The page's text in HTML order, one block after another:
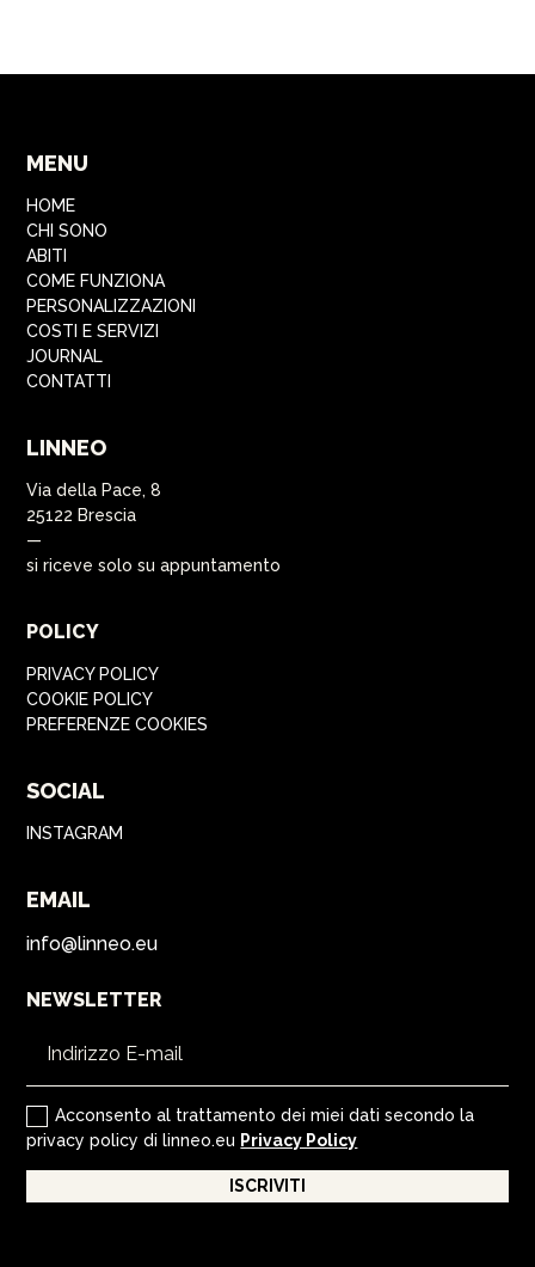
MENU
HOME
CHI SONO
ABITI
COME FUNZIONA
PERSONALIZZAZIONI
COSTI E SERVIZI
JOURNAL
CONTATTI
LINNEO
Via della Pace, 8
25122 Brescia
—
si riceve solo su appuntamento
POLICY
PRIVACY POLICY
COOKIE POLICY
PREFERENZE COOKIES
SOCIAL
INSTAGRAM
EMAIL
info@linneo.eu
NEWSLETTER
Acconsento al trattamento dei miei dati secondo la
privacy policy di linneo.eu Privacy Policy
ISCRIVITI